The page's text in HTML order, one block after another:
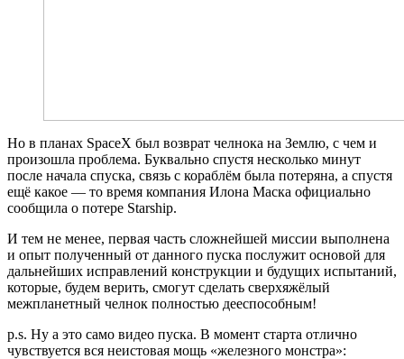
Но в планах SpaceX был возврат челнока на Землю, с чем и
произошла проблема. Буквально спустя несколько минут
после начала спуска, связь с кораблём была потеряна, а спустя
ещё какое — то время компания Илона Маска официально
сообщила о потере Starship.
И тем не менее, первая часть сложнейшей миссии выполнена
и опыт полученный от данного пуска послужит основой для
дальнейших исправлений конструкции и будущих испытаний,
которые, будем верить, смогут сделать сверхяжёлый
межпланетный челнок полностью дееспособным!
p.s. Ну а это само видео пуска. В момент старта отлично
чувствуется вся неистовая мощь «железного монстра»: